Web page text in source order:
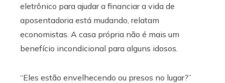
eletrônico para ajudar a financiar a vida de
aposentadoria está mudando, relatam
economistas. A casa própria não é mais um
benefício incondicional para alguns idosos.
“Eles estão envelhecendo ou presos no lugar?”